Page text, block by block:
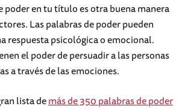
poder en tu título es otra buena manera
Las palabras de poder pueden
respuesta psicológica o emocional.
el poder de persuadir a las personas
a través de las emociones.
lista demás de 350 palabras de poder